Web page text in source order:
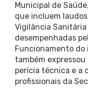
Municipal de
que incluem
Vigilância
desempenhadas
Funcionamento do
também
perícia técnica e a
profissionais da